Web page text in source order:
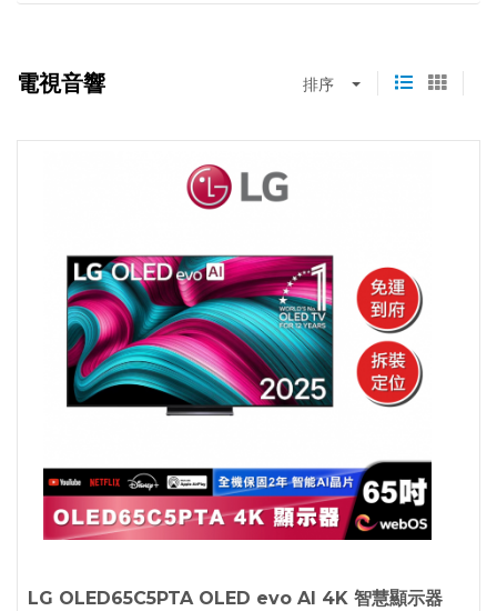
電視音響 排序
LG OLED65C5PTA OLED evo AI 4K 智慧顯示器